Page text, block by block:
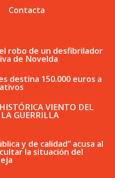
Contacta
robo de un desfibrilador
de Novelda
destina 150.000 euros a
VIENTO DEL
GUERRILLA
y de calidad” acusa al
la situación del